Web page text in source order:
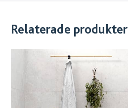
Relaterade produkter